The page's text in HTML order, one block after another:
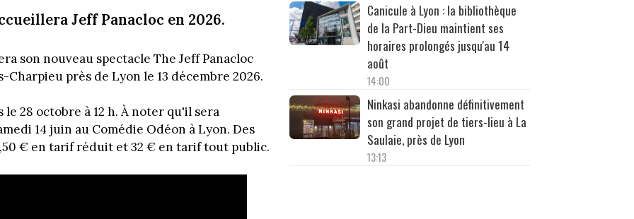
Jeff Panacloc en 2026.
son nouveau spectacle The Jeff Panacloc
Charpieu près de Lyon le 13 décembre 2026.
28 octobre à 12 h. À noter qu'il sera
14 juin au Comédie Odéon à Lyon. Des
€ en tarif réduit et 32 € en tarif tout public.
Canicule à Lyon : la bibliothèque
de la Part-Dieu maintient ses
horaires prolongés jusqu'au 14
août
14:00
Ninkasi abandonne définitivement
son grand projet de tiers-lieu à La
Saulaie, près de Lyon
13:13